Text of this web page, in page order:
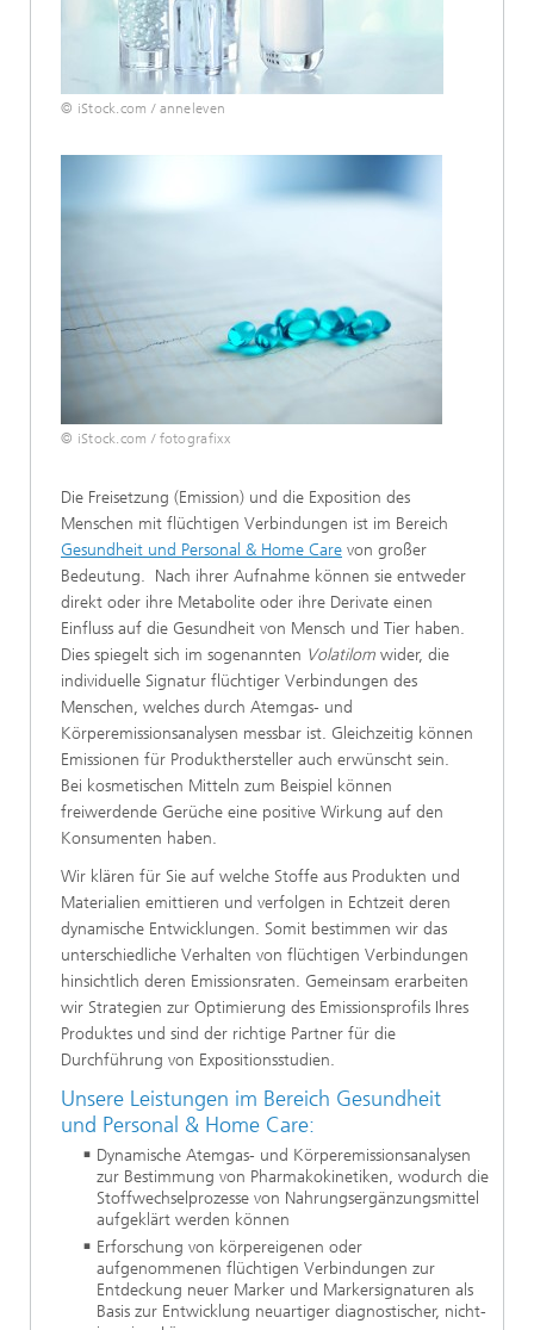
© iStock.com / anneleven
© iStock.com / fotografixx
Die Freisetzung (Emission) und die Exposition des
Menschen mit flüchtigen Verbindungen ist im Bereich
Gesundheit und Personal & Home Care von großer
Bedeutung. Nach ihrer Aufnahme können sie entweder
direkt oder ihre Metabolite oder ihre Derivate einen
Einfluss auf die Gesundheit von Mensch und Tier haben.
Dies spiegelt sich im sogenannten Volatilom wider, die
individuelle Signatur flüchtiger Verbindungen des
Menschen, welches durch Atemgas- und
Körperemissionsanalysen messbar ist. Gleichzeitig können
Emissionen für Produkthersteller auch erwünscht sein.
Bei kosmetischen Mitteln zum Beispiel können
freiwerdende Gerüche eine positive Wirkung auf den
Konsumenten haben.
Wir klären für Sie auf welche Stoffe aus Produkten und
Materialien emittieren und verfolgen in Echtzeit deren
dynamische Entwicklungen. Somit bestimmen wir das
unterschiedliche Verhalten von flüchtigen Verbindungen
hinsichtlich deren Emissionsraten. Gemeinsam erarbeiten
wir Strategien zur Optimierung des Emissionsprofils Ihres
Produktes und sind der richtige Partner für die
Durchführung von Expositionsstudien.
Unsere Leistungen im Bereich Gesundheit
und Personal & Home Care:
Dynamische Atemgas- und Körperemissionsanalysen
zur Bestimmung von Pharmakokinetiken, wodurch die
Stoffwechselprozesse von Nahrungsergänzungsmittel
aufgeklärt werden können
Erforschung von körpereigenen oder
aufgenommenen flüchtigen Verbindungen zur
Entdeckung neuer Marker und Markersignaturen als
Basis zur Entwicklung neuartiger diagnostischer, nicht-